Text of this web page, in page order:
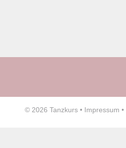
© 2026 Tanzkurs • Impressum •